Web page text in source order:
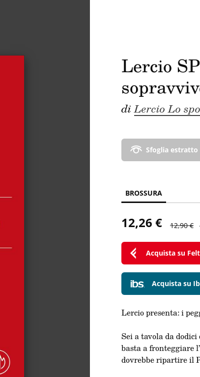
Lercio
diLercio Lo
Sfoglia estratto
BROSSURA
12,26 € 12,90 €
Acquista su
Acquista su
Lercio presenta: i
Sei a tavola da
basta a fronteggiare
dovrebbe ripartire il